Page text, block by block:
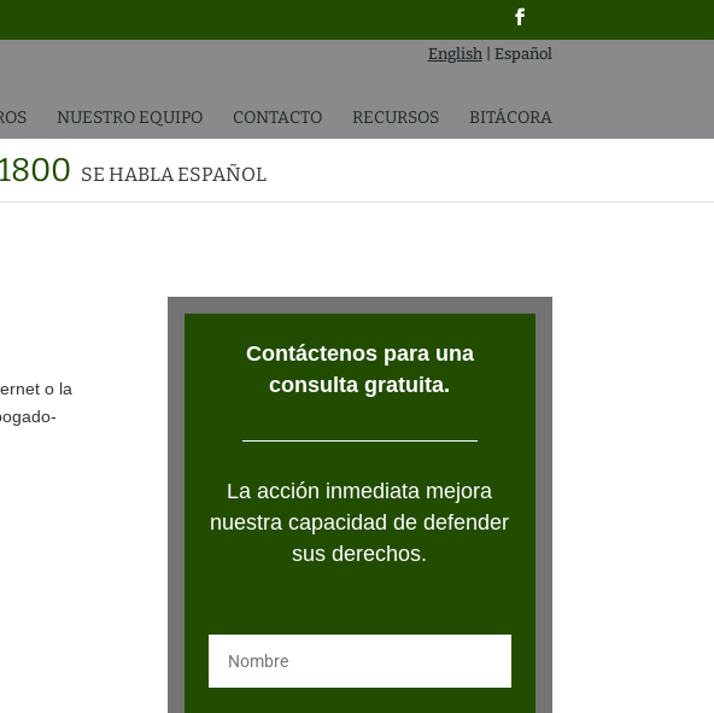
English | Español
NUESTRO EQUIPO CONTACTO RECURSOS BITÁCORA
SE HABLA ESPAÑOL
o la
Contáctenos para una
consulta gratuita.
La acción inmediata mejora
nuestra capacidad de defender
sus derechos.